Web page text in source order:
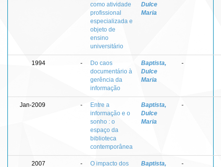
como atividade
profissional
especializada e
objeto de
ensino
universitário
Dulce
Maria
1994 -
Do caos
documentário à
gerência da
informação
Baptista,
Dulce
Maria
-
Jan-2009 -
Entre a
informação e o
sonho : o
espaço da
biblioteca
contemporânea
Baptista,
Dulce
Maria
-
2007 - O impacto dos Baptista, -